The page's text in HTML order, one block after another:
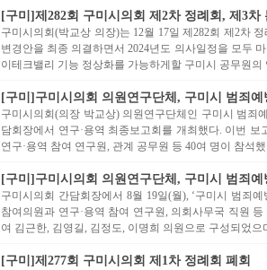
[구미]제282회 구미시의회 제2차 정례회, 제3차
구미시의회(박교상 의장)는 12월 17일 제282회 제2차
변경안을 최종 의결하면서 2024년도 의사일정을 모두
이테크밸리 기능 정상화를 가능하게할 구미시 공무원의
[구미]구미시의회 의원연구단체, 구미시 범죄
구미시의회(의장 박교상) 의원연구단체인 구미시 범죄
담회장에서 연구·용역 최종보고회를 개최했다. 이번
연구·용역 참여 연구원, 관계 공무원 등 40여 명이 참석
[구미]구미시의회 의원연구단체, 구미시 범죄
구미시의회 간담회장에서 8월 19일(월), ‘구미시 범죄
참여의원과 연구·용역 참여 연구원, 의회사무국 직원
여 김근한, 김영길, 김정도, 이명희 의원으로 구성되었으
[구미]제277회 구미시의회 제1차 정례회 폐회